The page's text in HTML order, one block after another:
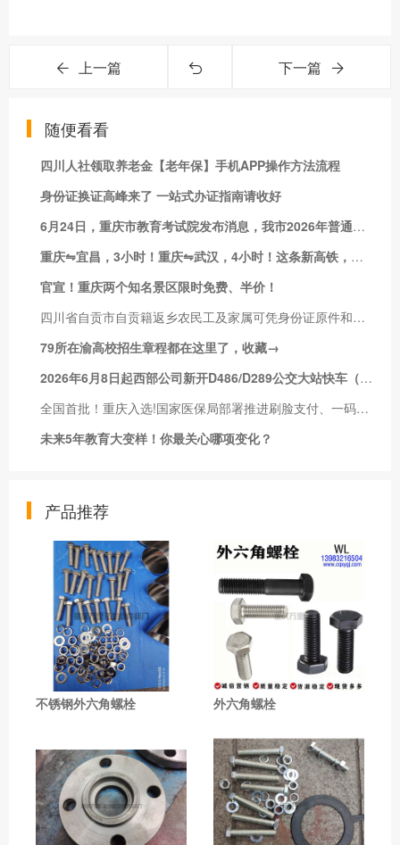
上一篇 下一篇
随便看看
四川人社领取养老金【老年保】手机APP操作方法流程
身份证换证高峰来了 一站式办证指南请收好
6月24日，重庆市教育考试院发布消息，我市2026年普通高考成绩将于6月24日17:00开通查询。
重庆⇋宜昌，3小时！重庆⇋武汉，4小时！这条新高铁，开通运营进入倒计时
官宣！重庆两个知名景区限时免费、半价！
四川省自贡市自贡籍返乡农民工及家属可凭身份证原件和返市车票到自贡客运总站农民工服务窗口办理免费乘车业务
79所在渝高校招生章程都在这里了，收藏→
2026年6月8日起西部公司新开D486/D289公交大站快车（西彭-毛线沟）正式运行；486常规车不变动。
全国首批！重庆入选!国家医保局部署推进刷脸支付、一码支付、移动支付、信用支付等便捷支付工作，选择重庆等119个统筹地区作为首批推进地区，力争大幅压减排队缴费时长，有效缓解参保群众排队奔波。
未来5年教育大变样！你最关心哪项变化？
产品推荐
不锈钢外六角螺栓 外六角螺栓